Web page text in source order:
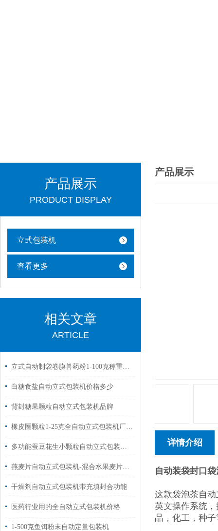
产品展示
PRODUCT DISPLAY
立式包装机
查看更多
相关文章
ARTICLE
立式自动制袋卷膜兽药粉1-100克称重包装机定制
白糖食盐自动立式包装机价格多少
背封糖果颗粒自动立式包装机品牌
橡皮圈颗粒1-25克全自动立式包装机厂家定制
多功能蚕豆花生小颗粒自动立式包装机价格
燕麦片自动立式包装机-混合水果麦片定量包装机
干燥剂自动立式包装机带充填封合功能
医药行业用的全自动立式包装机价格
1-500克鱼饵粉末自动定量包装机
产品展示
详情介绍
自动装袋封口
这款袋泡茶自
英文操作系统
品，化工，种